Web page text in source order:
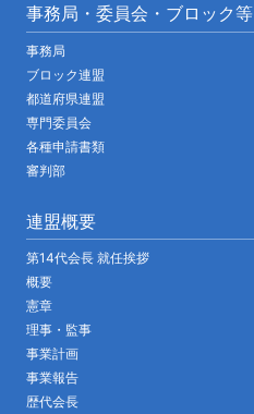
事務局・委員会・ブロック等
事務局
ブロック連盟
都道府県連盟
専門委員会
各種申請書類
審判部
連盟概要
第14代会長 就任挨拶
概要
憲章
理事・監事
事業計画
事業報告
歴代会長